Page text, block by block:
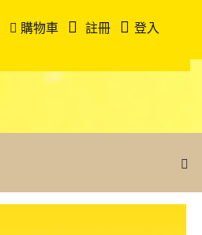
購物車 註冊 登入